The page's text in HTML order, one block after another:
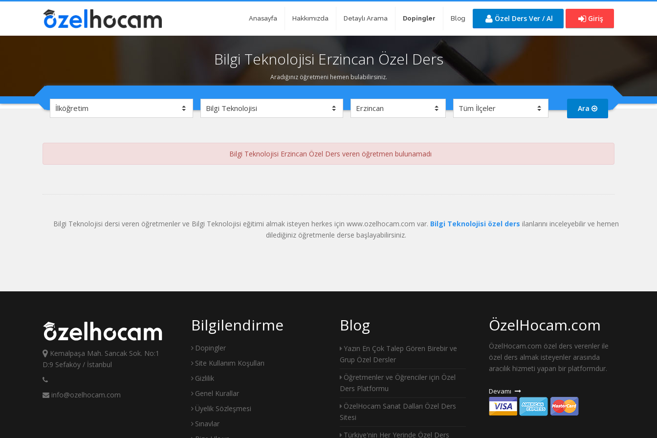
Anasayfa Hakkımızda Detaylı Arama Dopingler Blog Özel Ders Ver / Al Giriş
Bilgi Teknolojisi Erzincan Özel Ders
Aradığınız öğretmeni hemen bulabilirsiniz.
Ara
Bilgi Teknolojisi Erzincan Özel Ders veren öğretmen bulunamadı
Bilgi Teknolojisi dersi veren öğretmenler ve Bilgi Teknolojisi eğitimi almak isteyen herkes için www.ozelhocam.com var. Bilgi Teknolojisi özel ders ilanlarını inceleyebilir ve hemen
dilediğiniz öğretmenle derse başlayabilirsiniz.
Kemalpaşa Mah. Sancak Sok. No:1
D:9 Sefaköy / İstanbul
info@ozelhocam.com
Bilgilendirme
Dopingler
Site Kullanım Koşulları
Gizlilik
Genel Kurallar
Üyelik Sözleşmesi
Sınavlar
Blog
Yazın En Çok Talep Gören Birebir ve
Grup Özel Dersler
Öğretmenler ve Öğrenciler için Özel
Ders Platformu
ÖzelHocam Sanat Dalları Özel Ders
Sitesi
Türkiye'nin Her Yerinde Özel Ders
ÖzelHocam.com
ÖzelHocam.com özel ders verenler ile
özel ders almak isteyenler arasında
aracılık hizmeti yapan bir platformdur.
Devamı